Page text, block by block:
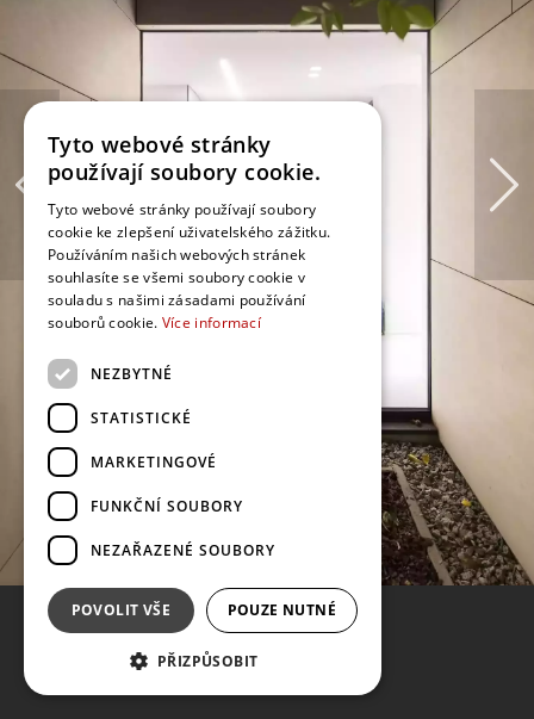
Tyto webové stránky
používají soubory cookie.
Tyto webové stránky používají soubory
cookie ke zlepšení uživatelského zážitku.
Používáním našich webových stránek
souhlasíte se všemi soubory cookie v
souladu s našimi zásadami používání
souborů cookie. Více informací
NEZBYTNÉ
STATISTICKÉ
MARKETINGOVÉ
FUNKČNÍ SOUBORY
NEZAŘAZENÉ SOUBORY
POVOLIT VŠE POUZE NUTNÉ
PŘIZPŮSOBIT